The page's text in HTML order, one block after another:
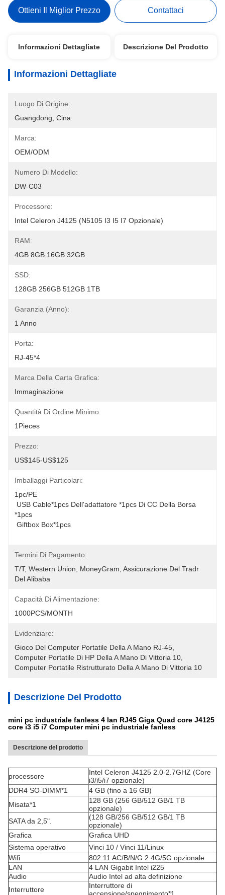
Ottieni Il Miglior Prezzo Contattaci
Informazioni Dettagliate Descrizione Del Prodotto
Informazioni Dettagliate
Luogo Di Origine:
Guangdong, Cina
Marca:
OEM/ODM
Numero Di Modello:
DW-C03
Processore:
Intel Celeron J4125 (N5105 I3 I5 I7 Opzionale)
RAM:
4GB 8GB 16GB 32GB
SSD:
128GB 256GB 512GB 1TB
Garanzia (Anno):
1 Anno
Porta:
RJ-45*4
Marca Della Carta Grafica:
Immaginazione
Quantità Di Ordine Minimo:
1Pieces
Prezzo:
US$145-US$125
Imballaggi Particolari:
1pc/PE
*1pcs
Giftbox Box*1pcs
Termini Di Pagamento:
T/T, Western Union, MoneyGram, Assicurazione Del Tradr
Del Alibaba
Capacità Di Alimentazione:
1000PCS/MONTH
Evidenziare:
Gioco Del Computer Portatile Della A Mano RJ-45
Computer Portatile Di HP Della A Mano Di Vittoria 10
Computer Portatile Ristrutturato Della A Mano Di Vittoria 10
Descrizione Del Prodotto
mini pc industriale fanless 4 lan RJ45 Giga Quad core J4125
core i3 i5 i7 Computer mini pc industriale fanless
Descrizione del prodotto
processore
Intel Celeron J4125 2.0-2.7GHZ (Core
i3/i5/i7 opzionale)
DDR4 SO-DIMM*1
4 GB (fino a 16 GB)
Misata*1
128 GB (256 GB/512 GB/1 TB
opzionale)
SATA da 2,5".
(128 GB/256 GB/512 GB/1 TB
opzionale)
Grafica
Grafica UHD
Sistema operativo
Vinci 10 / Vinci 11/Linux
Wifi
802.11 AC/B/N/G 2.4G/5G opzionale
LAN
4 LAN Gigabit Intel i225
Audio
Audio Intel ad alta definizione
Interruttore
Interruttore di
accensione/spegnimento*1